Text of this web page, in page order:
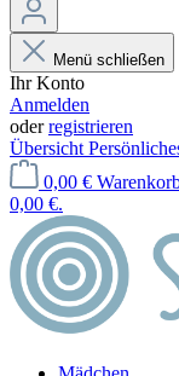
Menü schließen
Ihr Konto
Anmelden
oderregistrieren
Übersicht
0,00 €
0,00 €.